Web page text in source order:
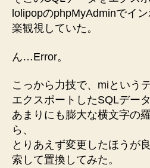
lolipopのphpMyAdminでイ
楽観視していた。
ん…Error。
こっから力技で、miという
エクスポートしたSQLデータ
あまりにも膨大な横文字の
ら、
とりあえず変更したほうが
索して置換してみた。